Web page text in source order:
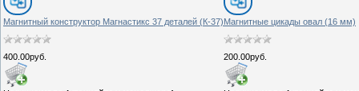
Магнитный конструктор Магнастикс 37 деталей (К-37)
400.00руб.
Магнитные цикады овал (16 мм)
200.00руб.